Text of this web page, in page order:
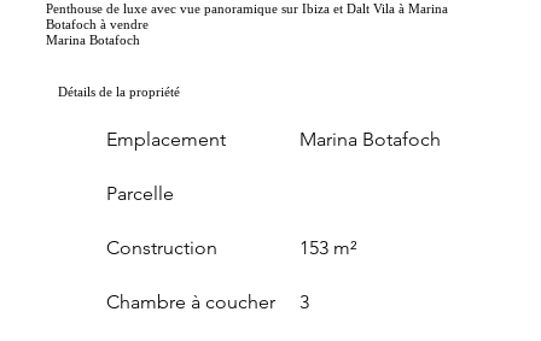
Penthouse de luxe avec vue panoramique sur Ibiza et Dalt Vila à Marina
Botafoch à vendre
Marina Botafoch
Détails de la propriété
Emplacement
Parcelle
Construction
Marina Botafoch
153 m²
Chambre à coucher 3